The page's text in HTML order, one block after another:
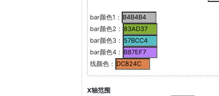
bar颜色1：
bar颜色2：
bar颜色3：
bar颜色4：
线颜色：
X轴范围